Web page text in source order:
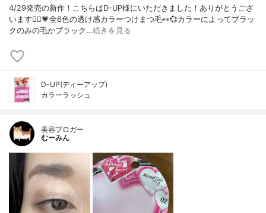
4/29発売の新作！こちらはD-UP様にいただきました！ありがとうござ
います🙇‍♀️💗全6色の透け感カラーつけまつ毛👀💞カラーによってブラッ
クのみの毛かブラック…続きを見る
D-UP(ディーアップ)
カラーラッシュ
美容ブロガー
むーみん